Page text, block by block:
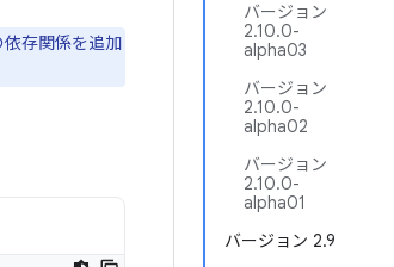
バージョン
2.10.0-
alpha03
バージョン
2.10.0-
alpha02
バージョン
2.10.0-
alpha01
バージョン 2.9
存関係を追加